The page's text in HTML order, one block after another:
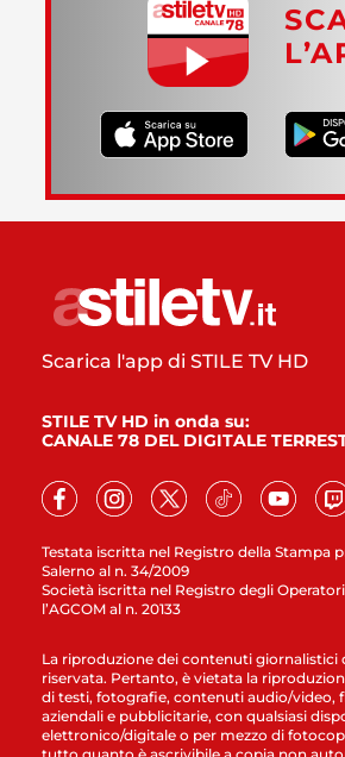
Testata iscritta nel Registro della Stampa
Salerno al n. 34/2009
Società iscritta nel Registro degli
l’AGCOM al n. 20133
Scarica l'app di STILE TV HD
STILE TV HD in onda su:
CANALE 78 DEL DIGITALE
La riproduzione dei contenuti giornalistici
riservata. Pertanto, è vietata la
di testi, fotografie, contenuti audio/video,
aziendali e pubblicitarie, con qualsiasi
elettronico/digitale o per mezzo di